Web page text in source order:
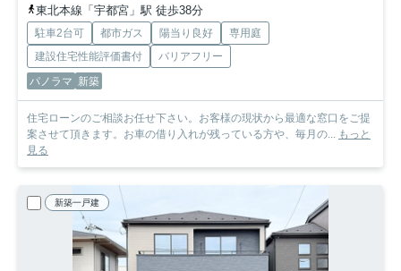
東北本線「宇都宮」駅 徒歩38分
駐車2台可 都市ガス 陽当り良好
専用庭
建設住宅性能評価書付
バリアフリー
パノラマ 新築
住宅ローンのご相談お任せ下さい。お客様の現状から最適な窓口をご提
案させて頂きます。お車の借り入れが残っている方や、毎月の... もっと
見る
新築一戸建